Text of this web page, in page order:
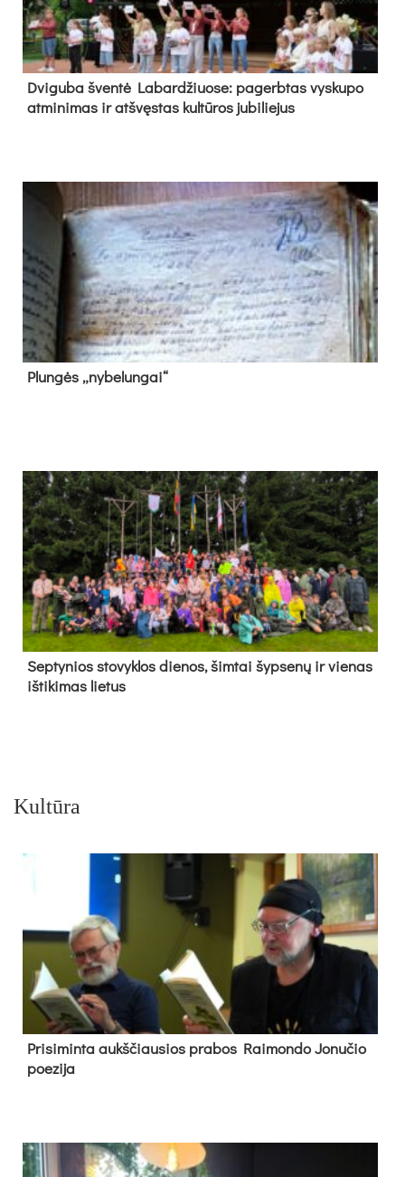
Dvi­gu­ba šven­tė La­bar­džiuo­se: pa­gerb­tas vys­ku­po
at­mi­ni­mas ir at­švęs­tas kul­tū­ros ju­bi­lie­jus
Plun­gės „ny­be­lun­gai“
Sep­ty­nios sto­vyk­los die­nos, šim­tai šyp­se­nų ir vie­nas
iš­ti­ki­mas lie­tus
Kultūra
Pri­si­min­ta aukš­čiau­sios pra­bos Rai­mon­do Jo­nu­čio
poe­zi­ja